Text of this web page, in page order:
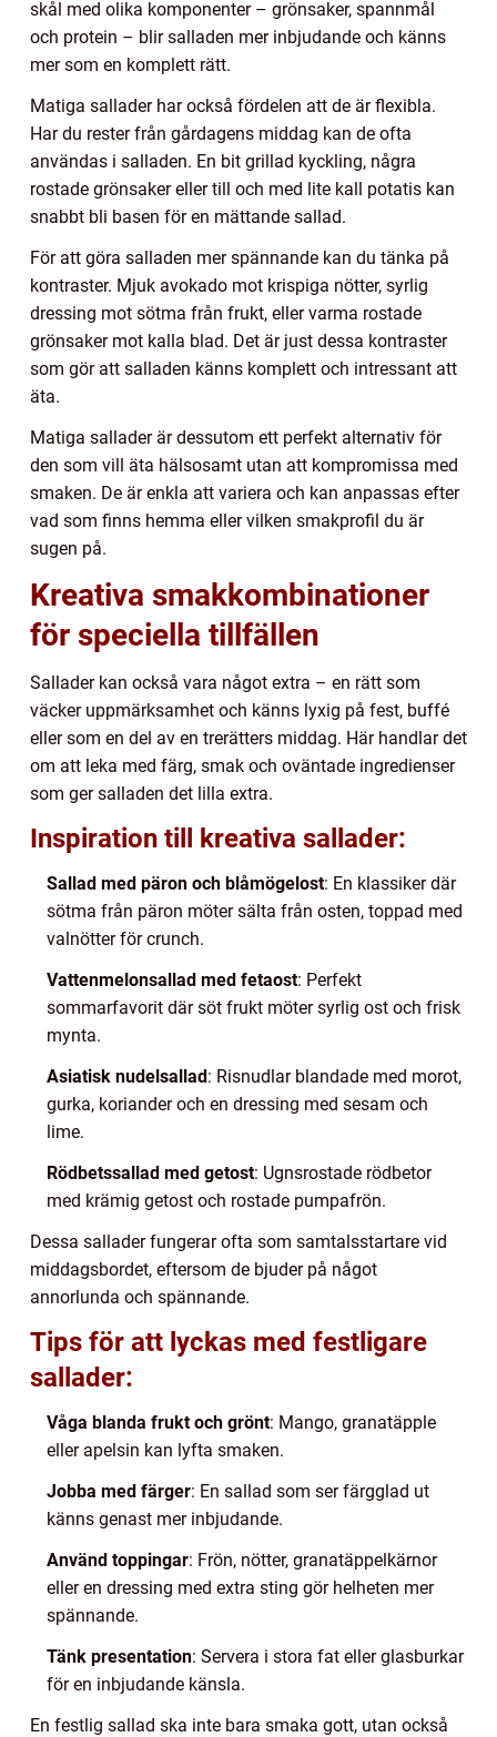
skål med olika komponenter – grönsaker, spannmål
och protein – blir salladen mer inbjudande och känns
mer som en komplett rätt.
Matiga sallader har också fördelen att de är flexibla.
Har du rester från gårdagens middag kan de ofta
användas i salladen. En bit grillad kyckling, några
rostade grönsaker eller till och med lite kall potatis kan
snabbt bli basen för en mättande sallad.
För att göra salladen mer spännande kan du tänka på
kontraster. Mjuk avokado mot krispiga nötter, syrlig
dressing mot sötma från frukt, eller varma rostade
grönsaker mot kalla blad. Det är just dessa kontraster
som gör att salladen känns komplett och intressant att
äta.
Matiga sallader är dessutom ett perfekt alternativ för
den som vill äta hälsosamt utan att kompromissa med
smaken. De är enkla att variera och kan anpassas efter
vad som finns hemma eller vilken smakprofil du är
sugen på.
Kreativa smakkombinationer
för speciella tillfällen
Sallader kan också vara något extra – en rätt som
väcker uppmärksamhet och känns lyxig på fest, buffé
eller som en del av en trerätters middag. Här handlar det
om att leka med färg, smak och oväntade ingredienser
som ger salladen det lilla extra.
Inspiration till kreativa sallader:
Sallad med päron och blåmögelost: En klassiker där
sötma från päron möter sälta från osten, toppad med
valnötter för crunch.
Vattenmelonsallad med fetaost: Perfekt
sommarfavorit där söt frukt möter syrlig ost och frisk
mynta.
Asiatisk nudelsallad: Risnudlar blandade med morot,
gurka, koriander och en dressing med sesam och
lime.
Rödbetssallad med getost: Ugnsrostade rödbetor
med krämig getost och rostade pumpafrön.
Dessa sallader fungerar ofta som samtalsstartare vid
middagsbordet, eftersom de bjuder på något
annorlunda och spännande.
Tips för att lyckas med festligare
sallader:
Våga blanda frukt och grönt: Mango, granatäpple
eller apelsin kan lyfta smaken.
Jobba med färger: En sallad som ser färgglad ut
känns genast mer inbjudande.
Använd toppingar: Frön, nötter, granatäppelkärnor
eller en dressing med extra sting gör helheten mer
spännande.
Tänk presentation: Servera i stora fat eller glasburkar
för en inbjudande känsla.
En festlig sallad ska inte bara smaka gott, utan också